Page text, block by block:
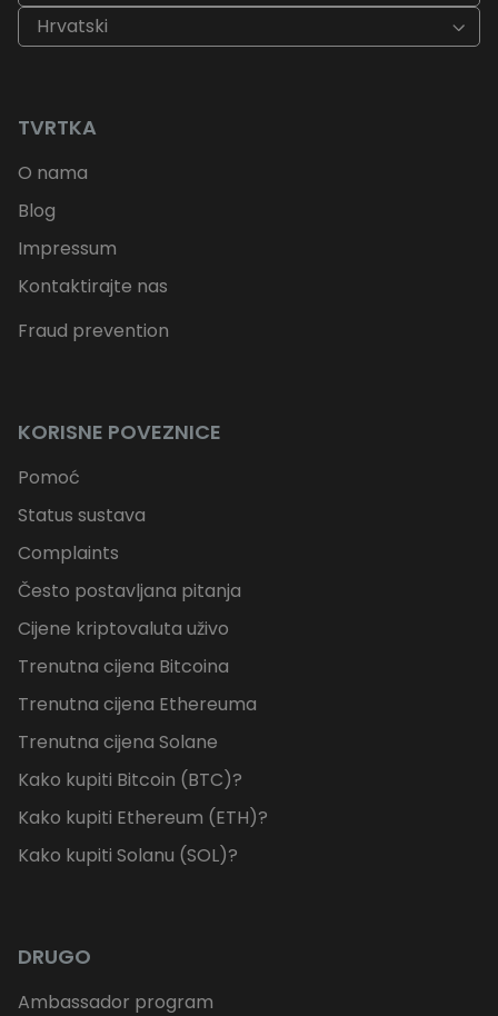
Hrvatski
TVRTKA
O nama
Blog
Impressum
Kontaktirajte nas
Fraud prevention
KORISNE POVEZNICE
Pomoć
Status sustava
Complaints
Često postavljana pitanja
Cijene kriptovaluta uživo
Trenutna cijena Bitcoina
Trenutna cijena Ethereuma
Trenutna cijena Solane
Kako kupiti Bitcoin (BTC)?
Kako kupiti Ethereum (ETH)?
Kako kupiti Solanu (SOL)?
DRUGO
Ambassador program